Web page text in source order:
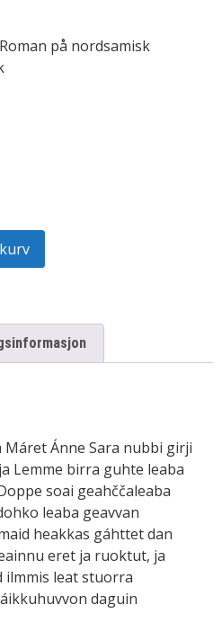
på nordsamisk
Ánne Sara nubbi girji
Lemme birra guhte leaba
soai geahččaleaba
leaba geavvan
heakkas gáhttet dan
eret ja ruoktut, ja
ilmmis leat stuorra
daguin